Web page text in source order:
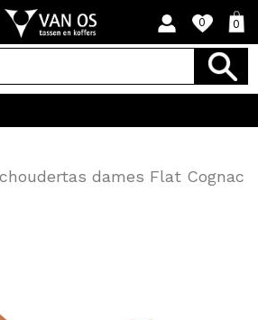
0 0
dames Flat Cognac